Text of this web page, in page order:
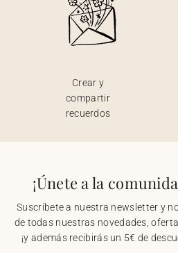
Crear y
compartir
recuerdos
¡Únete a la
Suscríbete a nuestra newsletter y
de todas nuestras novedades,
¡y además recibirás un 5€ de